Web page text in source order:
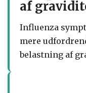
af
Influenza
mere
belastning af